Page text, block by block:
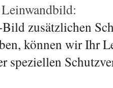
zusätzlichen
können wir Ihr
speziellen